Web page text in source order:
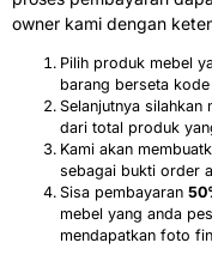
owner kami dengan
Pilih produk mebel
barang berseta
Selanjutnya silahkan
dari total produk
Kami akan
sebagai bukti order
Sisa pembayaran
mebel yang anda
mendapatkan foto